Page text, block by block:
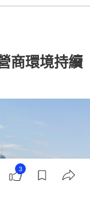
商環境持續
3